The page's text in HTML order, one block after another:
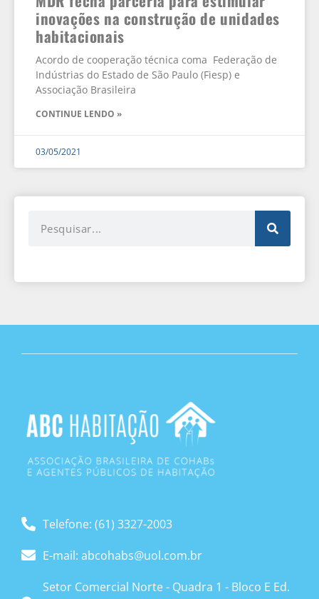
inovações na construção de unidades
habitacionais
Acordo de cooperação técnica coma Federação de
Indústrias do Estado de São Paulo (Fiesp) e
Associação Brasileira
CONTINUE LENDO »
03/05/2021
Telefone: (61) 3327-2003
E-mail: abcohabs@uol.com.br
Setor Comercial Norte - Quadra 1 - Bloco E Ed.